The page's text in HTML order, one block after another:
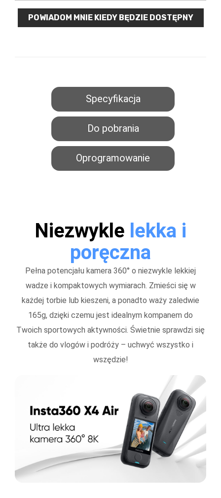
POWIADOM MNIE KIEDY BĘDZIE DOSTĘPNY
Specyfikacja
Do pobrania
Oprogramowanie
Niezwykle lekka i
poręczna
Pełna potencjału kamera 360° o niezwykle lekkiej
wadze i kompaktowych wymiarach. Zmieści się w
każdej torbie lub kieszeni, a ponadto waży zaledwie
165g, dzięki czemu jest idealnym kompanem do
Twoich sportowych aktywności. Świetnie sprawdzi się
także do vlogów i podróży – uchwyć wszystko i
wszędzie!